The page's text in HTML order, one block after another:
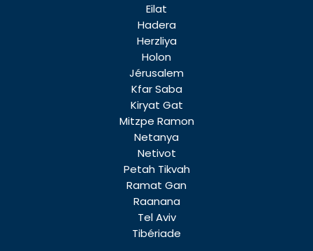
Eilat
Hadera
Herzliya
Holon
Jérusalem
Kfar Saba
Kiryat Gat
Mitzpe Ramon
Netanya
Netivot
Petah Tikvah
Ramat Gan
Raanana
Tel Aviv
Tibériade